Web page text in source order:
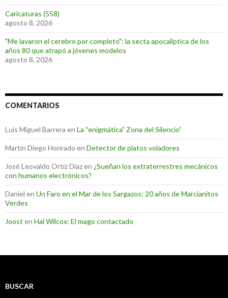
Caricaturas (558)
agosto 8, 2026
"Me lavaron el cerebro por completo": la secta apocalíptica de los
años 80 que atrapó a jóvenes modelos
agosto 8, 2026
COMENTARIOS
Luis Miguel Barrera en La “enigmática” Zona del Silencio”
Martin Diego Honrado en Detector de platos voladores
José Leovaldo Ortiz Díazen ¿Sueñan los extraterrestres mecánicos
con humanos electrónicos?
Daniel en Un Faro en el Mar de los Sargazos: 20 años de Marcianitos
Verdes
Joost en Hal Wilcox: El mago contactado
BUSCAR